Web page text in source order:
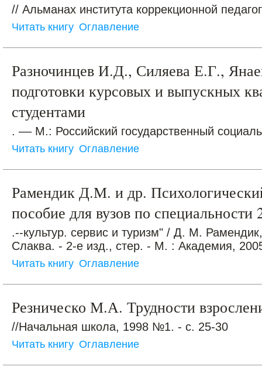
// Альманах института коррекционной
Читать книгу Оглавление
Разночинцев И.Д., Силяева Е.Г.,
подготовки курсовых и выпускных
студентами
. –– М.: Российский государственный
Читать книгу Оглавление
Рамендик Д.М. и др.
пособие для вузов по
.--культур. сервис и туризм" / Д. М.
Слаква. - 2-е изд., стер. - М. : Академия,
Читать книгу Оглавление
Резническо М.А. Трудности
//Начальная школа, 1998 №1. - с. 25-30
Читать книгу Оглавление